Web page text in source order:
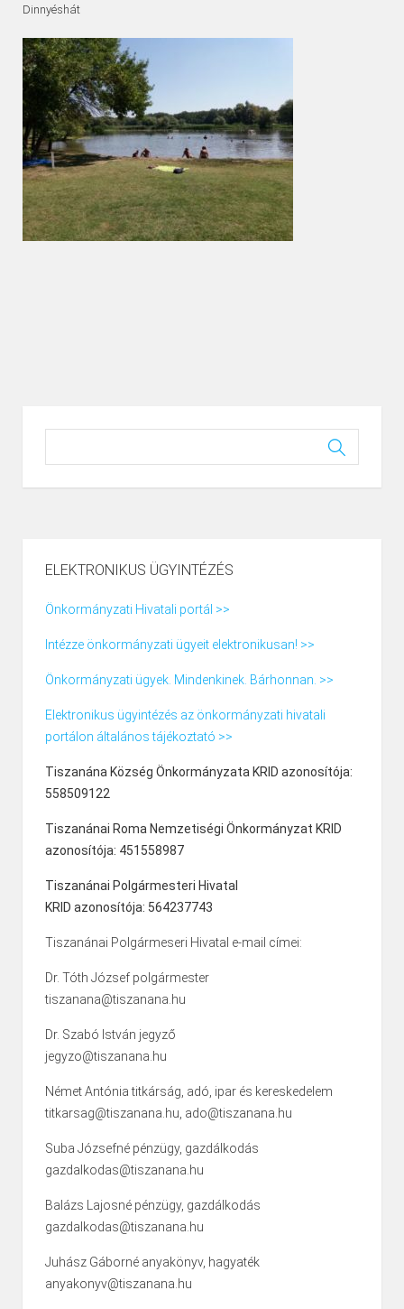
Dinnyéshát
ELEKTRONIKUS ÜGYINTÉZÉS
Önkormányzati Hivatali portál >>
Intézze önkormányzati ügyeit elektronikusan! >>
Önkormányzati ügyek. Mindenkinek. Bárhonnan. >>
Elektronikus ügyintézés az önkormányzati hivatali
portálon általános tájékoztató >>
Tiszanána Község Önkormányzata KRID azonosítója:
558509122
Tiszanánai Roma Nemzetiségi Önkormányzat KRID
azonosítója: 451558987
Tiszanánai Polgármesteri Hivatal
KRID azonosítója: 564237743
Tiszanánai Polgármeseri Hivatal e-mail címei:
Dr. Tóth József polgármester
tiszanana@tiszanana.hu
Dr. Szabó István jegyző
jegyzo@tiszanana.hu
Német Antónia titkárság, adó, ipar és kereskedelem
titkarsag@tiszanana.hu, ado@tiszanana.hu
Suba Józsefné pénzügy, gazdálkodás
gazdalkodas@tiszanana.hu
Balázs Lajosné pénzügy, gazdálkodás
gazdalkodas@tiszanana.hu
Juhász Gáborné anyakönyv, hagyaték
anyakonyv@tiszanana.hu